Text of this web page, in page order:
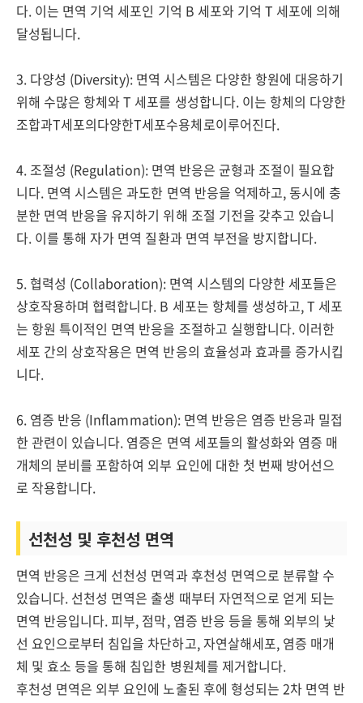
다. 이는 면역 기억 세포인 기억 B 세포와 기억 T 세포에 의해
달성됩니다.
3. 다양성 (Diversity): 면역 시스템은 다양한 항원에 대응하기
위해 수많은 항체와 T 세포를 생성합니다. 이는 항체의 다양한
조합과T세포의다양한T세포수용체로이루어진다.
4. 조절성 (Regulation): 면역 반응은 균형과 조절이 필요합
니다. 면역 시스템은 과도한 면역 반응을 억제하고, 동시에 충
분한 면역 반응을 유지하기 위해 조절 기전을 갖추고 있습니
다. 이를 통해 자가 면역 질환과 면역 부전을 방지합니다.
5. 협력성 (Collaboration): 면역 시스템의 다양한 세포들은
상호작용하며 협력합니다. B 세포는 항체를 생성하고, T 세포
는 항원 특이적인 면역 반응을 조절하고 실행합니다. 이러한
세포 간의 상호작용은 면역 반응의 효율성과 효과를 증가시킵
니다.
6. 염증 반응 (Inflammation): 면역 반응은 염증 반응과 밀접
한 관련이 있습니다. 염증은 면역 세포들의 활성화와 염증 매
개체의 분비를 포함하여 외부 요인에 대한 첫 번째 방어선으
로 작용합니다.
선천성 및 후천성 면역
면역 반응은 크게 선천성 면역과 후천성 면역으로 분류할 수
있습니다. 선천성 면역은 출생 때부터 자연적으로 얻게 되는
면역 반응입니다. 피부, 점막, 염증 반응 등을 통해 외부의 낯
선 요인으로부터 침입을 차단하고, 자연살해세포, 염증 매개
체 및 효소 등을 통해 침입한 병원체를 제거합니다.
후천성 면역은 외부 요인에 노출된 후에 형성되는 2차 면역 반